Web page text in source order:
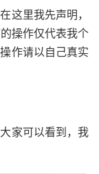
这里我先声明，
操作仅代表我个
作请以自己真实
家可以看到，我